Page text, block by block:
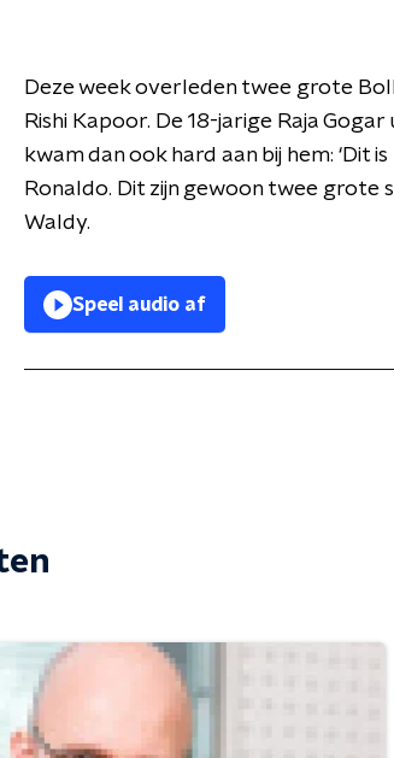
Deze week overleden twee grote
Rishi Kapoor. De 18-jarige Raja
kwam dan ook hard aan bij hem: ‘Dit
Ronaldo. Dit zijn gewoon twee grote
Waldy.
Speel audio af